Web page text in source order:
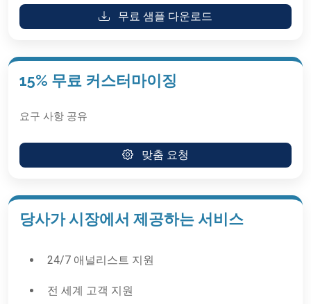
무료 샘플 다운로드
15% 무료 커스터마이징
요구 사항 공유
맞춤 요청
당사가 시장에서 제공하는 서비스
24/7 애널리스트 지원
전 세계 고객 지원